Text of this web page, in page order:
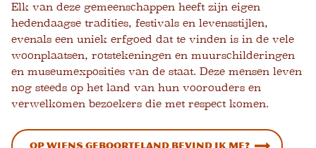
Elk van deze gemeenschappen heeft zijn eigen
hedendaagse tradities, festivals en levensstijlen,
evenals een uniek erfgoed dat te vinden is in de vele
woonplaatsen, rotstekeningen en muurschilderingen
en museumexposities van de staat. Deze mensen leven
nog steeds op het land van hun voorouders en
verwelkomen bezoekers die met respect komen.
Op wiens geboorteland bevind ik me?